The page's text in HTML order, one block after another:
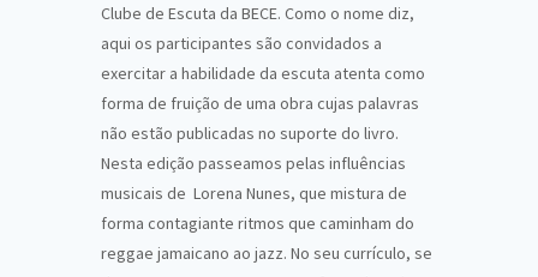
Clube de Escuta da BECE. Como o nome diz,
aqui os participantes são convidados a
exercitar a habilidade da escuta atenta como
forma de fruição de uma obra cujas palavras
não estão publicadas no suporte do livro.
Nesta edição passeamos pelas influências
musicais de Lorena Nunes, que mistura de
forma contagiante ritmos que caminham do
reggae jamaicano ao jazz. No seu currículo, se